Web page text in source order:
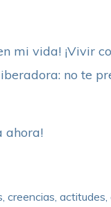
mi vida! ¡Vivir
no te
ahora!